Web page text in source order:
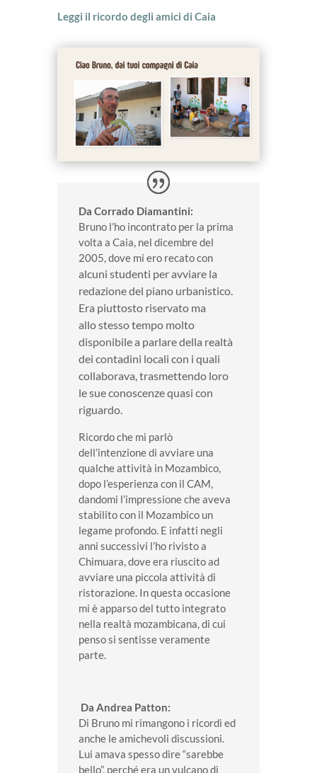
Leggi il ricordo degli amici di Caia
Da Corrado Diamantini:
Bruno l’ho incontrato per la prima
volta a Caia, nel dicembre del
2005, dove mi ero recato con
alcuni studenti per avviare la
redazione del piano urbanistico.
Era piuttosto riservato ma
allostesso tempo molto
disponibile a parlare della realtà
dei contadini locali con i quali
collaborava,trasmettendo loro
le sue conoscenze quasi con
riguardo.
Ricordo che mi parlò
dell’intenzione di avviare una
qualche attività in Mozambico,
dopo l’esperienza con il CAM,
dandomi l’impressione che aveva
stabilito con il Mozambico un
legame profondo. E infatti negli
anni successivi l’ho rivisto a
Chimuara, dove era riuscito ad
avviare una piccola attività di
ristorazione. In questa occasione
mi è apparso del tutto integrato
nella realtà mozambicana, di cui
penso si sentisse veramente
parte.
Da Andrea Patton:
Di Bruno mi rimangono i ricordi ed
anche le amichevoli discussioni.
Lui amava spesso dire “sarebbe
bello”, perché era un vulcano di